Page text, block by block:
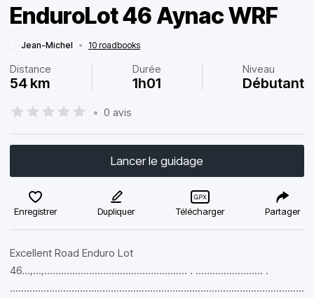
EnduroLot 46 Aynac WRF
Jean-Michel • 10 roadbooks
Distance
54 km
Durée
1h01
Niveau
Débutant
• 0 avis
Lancer le guidage
Enregistrer Dupliquer Télécharger Partager
Excellent Road Enduro Lot
46...,...,................................................... . ........................ .
.........................................................................................................